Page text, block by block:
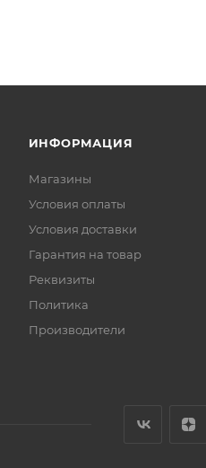
ИНФОРМАЦИЯ
Магазины
Условия оплаты
Условия доставки
Гарантия на товар
Реквизиты
Политика
Производители